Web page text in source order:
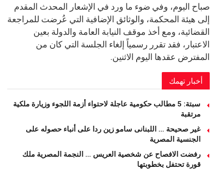
صباح اليوم، وفي ضوء ما ورد في الإشعار المحدث المقدم
إلى هيئة المحكمة، والوثائق الإضافية التي عُرضت للمراجعة
القضائية، ومع أخذ موقف النيابة العامة والدولة بعين
الاعتبار، فقد تقرر رسمياً إلغاء الجلسة التي كان من
المفترض عقدها اليوم الاثنين.
أخبار تهمك
سبتة: 5 مطالب حكومية عاجلة لاحتواء أزمة اللجوء وزيارة ملكية
مرتقبة
غير صحيحة … اللبنانى سامو زين ردا على أنباء حصوله على
الجنسية المصرية
رفضت الافصاح عن شخصية العريس … النجمة المصرية ملك
قورة تحتفل بخطوبتها